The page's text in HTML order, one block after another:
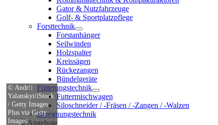
Gator & Nutzfahrzeuge
Golf- & Sportplatzpflege
Forsttechnik
Forstanhänger
Seilwinden
Holzspalter
Kreissägen
Rückezangen
Bündelgeräte
Fütterungstechnik
Futtermischwagen
Siloschneider / -Fräsen / -Zangen / -Walzen
Beregnungstechnik
© Andrii
Yalanskyi/iStock
/ Getty Images
Plus via Getty
Images